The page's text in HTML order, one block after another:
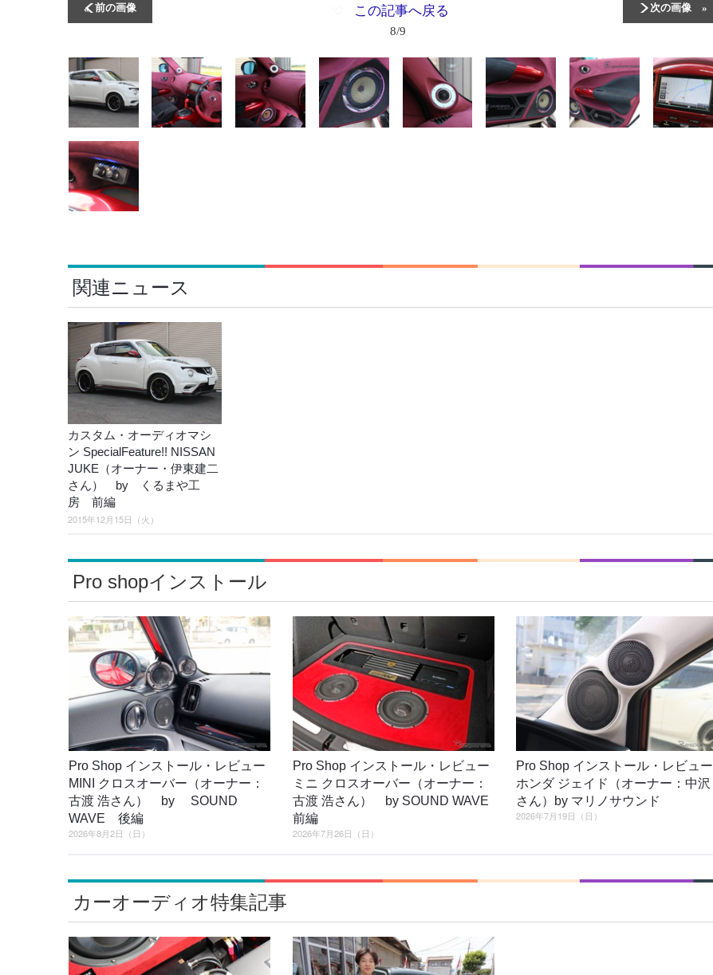
前の画像 次の画像
この記事へ戻る
8/9
関連ニュース
カスタム・オーディオマシ
ン SpecialFeature!! NISSAN
JUKE（オーナー・伊東建二
さん） by くるまや工
房 前編
2015年12月15日（火）
Pro shopインストール
Pro Shop インストール・レビュー
MINI クロスオーバー（オーナー：
古渡 浩さん） by SOUND
WAVE 後編
2026年8月2日（日）
Pro Shop インストール・レビュー
ミニ クロスオーバー（オーナー：
古渡 浩さん） by SOUND WAVE
前編
2026年7月26日（日）
Pro Shop インストール・レビュー
ホンダ ジェイド（オーナー：中沢
さん）by マリノサウンド
2026年7月19日（日）
カーオーディオ特集記事